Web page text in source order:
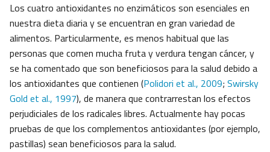
Los cuatro antioxidantes no enzimáticos son esenciales en
nuestra dieta diaria y se encuentran en gran variedad de
alimentos. Particularmente, es menos habitual que las
personas que comen mucha fruta y verdura tengan cáncer, y
se ha comentado que son beneficiosos para la salud debido a
los antioxidantes que contienen (Polidori et al., 2009; Swirsky
Gold et al., 1997), de manera que contrarrestan los efectos
perjudiciales de los radicales libres. Actualmente hay pocas
pruebas de que los complementos antioxidantes (por ejemplo,
pastillas) sean beneficiosos para la salud.